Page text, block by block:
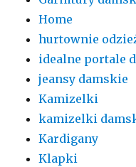
Home
hurtownie
idealne portale
jeansy damskie
Kamizelki
kamizelki
Kardigany
Klapki